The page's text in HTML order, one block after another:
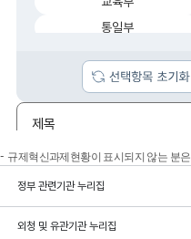
규제혁신과제현황이 표시되지 않는 분은
정부 관련기관 누리집
외청 및 유관기관 누리집